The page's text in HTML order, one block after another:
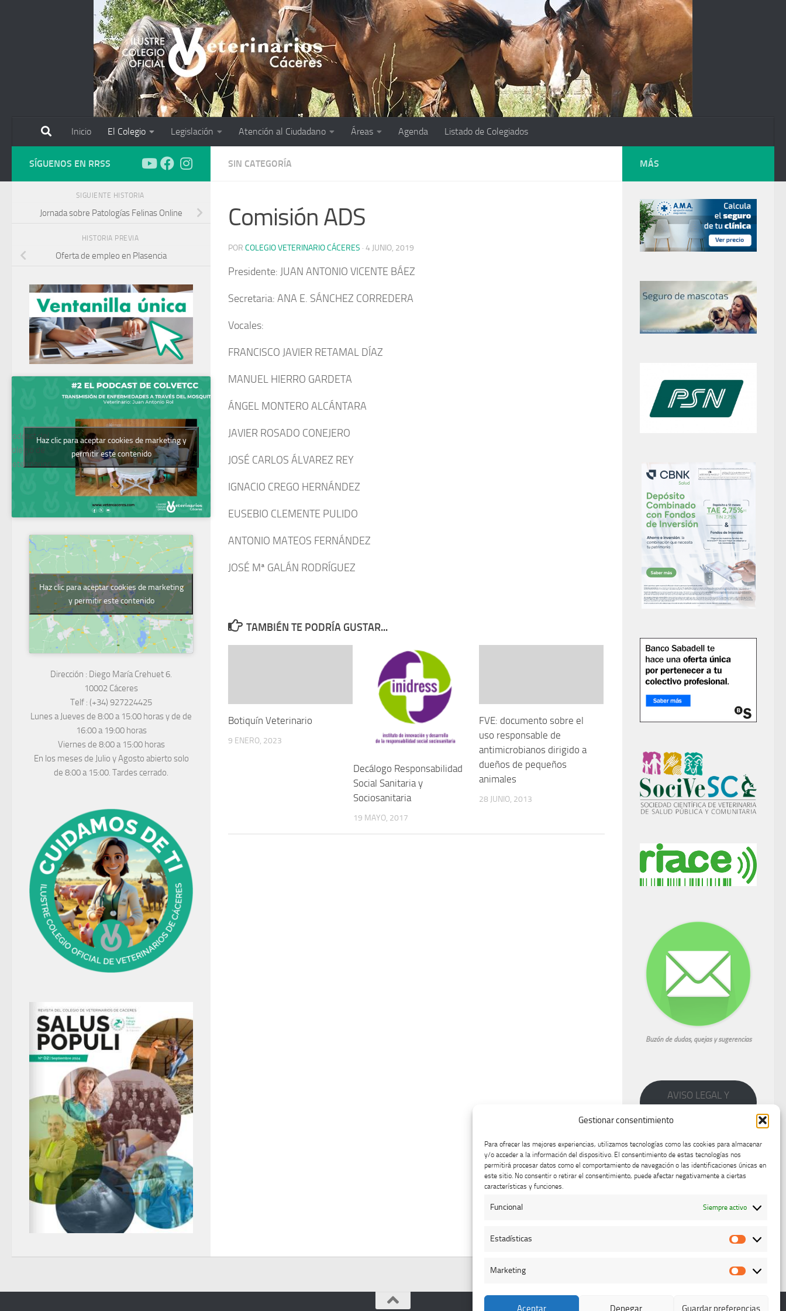
Gestionar consentimiento
Para ofrecer las mejores experiencias, utilizamos tecnologías como las cookies para almacenar
y/o acceder a la información del dispositivo. El consentimiento de estas tecnologías nos
permitirá procesar datos como el comportamiento de navegación o las identificaciones únicas en
este sitio. No consentir o retirar el consentimiento, puede afectar negativamente a ciertas
características y funciones.
Funcional Siempre activo
Estadísticas
Marketing
Marketing
Aceptar Denegar Guardar preferencias
Inicio El Colegio Legislación Atención al Ciudadano Áreas Agenda Listado de Colegiados
SIN CATEGORÍA
Comisión ADS
POR COLEGIO VETERINARIO CÁCERES · 4 JUNIO, 2019
Presidente: JUAN ANTONIO VICENTE BÁEZ
Secretaria: ANA E. SÁNCHEZ CORREDERA
Vocales:
FRANCISCO JAVIER RETAMAL DÍAZ
MANUEL HIERRO GARDETA
ÁNGEL MONTERO ALCÁNTARA
JAVIER ROSADO CONEJERO
JOSÉ CARLOS ÁLVAREZ REY
IGNACIO CREGO HERNÁNDEZ
EUSEBIO CLEMENTE PULIDO
ANTONIO MATEOS FERNÁNDEZ
JOSÉ Mª GALÁN RODRÍGUEZ
TAMBIÉN TE PODRÍA GUSTAR...
Botiquín Veterinario
9 ENERO, 2023
Decálogo Responsabilidad
Social Sanitaria y
Sociosanitaria
19 MAYO, 2017
FVE: documento sobre el
uso responsable de
antimicrobianos dirigido a
dueños de pequeños
animales
28 JUNIO, 2013
SÍGUENOS EN RRSS
SIGUIENTE HISTORIA
Jornada sobre Patologías Felinas Online
HISTORIA PREVIA
Oferta de empleo en Plasencia
Podcast del
Colegio de
Veterinarios
Haz clic para aceptar cookies de marketing y
permitir este contenido
Haz clic para aceptar cookies de marketing
y permitir este contenido
Dirección : Diego María Crehuet 6.
10002 Cáceres
Telf : (+34) 927224425
Lunes a Jueves de 8:00 a 15:00 horas y de de
16:00 a 19:00 horas
Viernes de 8:00 a 15:00 horas
En los meses de Julio y Agosto abierto solo
de 8:00 a 15:00. Tardes cerrado.
MÁS
Buzón de dudas, quejas y sugerencias
AVISO LEGAL Y